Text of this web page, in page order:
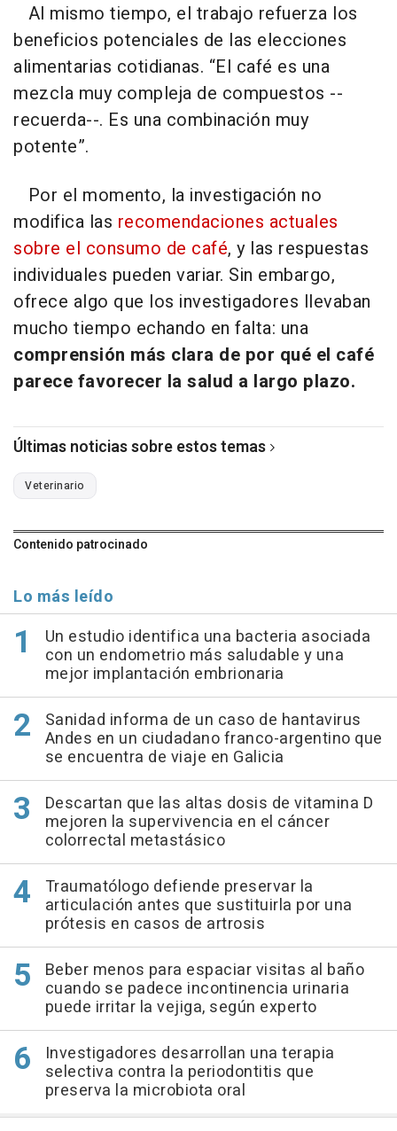
Al mismo tiempo, el trabajo refuerza los
beneficios potenciales de las elecciones
alimentarias cotidianas. “El café es una
mezcla muy compleja de compuestos --
recuerda--. Es una combinación muy
potente”.
Por el momento, la investigación no
modifica las recomendaciones actuales
sobre el consumo de café, y las respuestas
individuales pueden variar. Sin embargo,
ofrece algo que los investigadores llevaban
mucho tiempo echando en falta: una
comprensión más clara de por qué el café
parece favorecer la salud a largo plazo.
Últimas noticias sobre estos temas
Veterinario
Contenido patrocinado
Lo más leído
Un estudio identifica una bacteria asociada
con un endometrio más saludable y una
mejor implantación embrionaria
Sanidad informa de un caso de hantavirus
Andes en un ciudadano franco-argentino que
se encuentra de viaje en Galicia
Descartan que las altas dosis de vitamina D
mejoren la supervivencia en el cáncer
colorrectal metastásico
Traumatólogo defiende preservar la
articulación antes que sustituirla por una
prótesis en casos de artrosis
Beber menos para espaciar visitas al baño
cuando se padece incontinencia urinaria
puede irritar la vejiga, según experto
Investigadores desarrollan una terapia
selectiva contra la periodontitis que
preserva la microbiota oral